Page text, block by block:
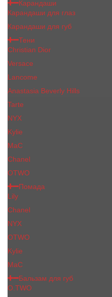
Карандаши
Карандаши для глаз
Карандаши для губ
Тени
Christian Dior
Versace
Lancome
Anastasia Beverly Hills
Tarte
NYX
Kylie
MaC
Сhanеl
OTWO
Помада
Lily
Chanel
NYX
OTWO
Kylie
МаС
Бальзам для губ
O.TWO